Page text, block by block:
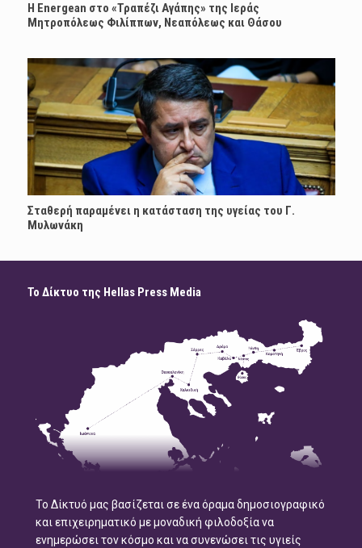
H Energean στο «Τραπέζι Αγάπης» της Ιεράς
Μητροπόλεως Φιλίππων, Νεαπόλεως και Θάσου
Σταθερή παραμένει η κατάσταση της υγείας του Γ.
Μυλωνάκη
Το Δίκτυο της Hellas Press Media
Το Δίκτυό μας βασίζεται σε ένα όραμα δημοσιογραφικό
και επιχειρηματικό με μοναδική φιλοδοξία να
ενημερώσει τον κόσμο και να συνενώσει τις υγιείς